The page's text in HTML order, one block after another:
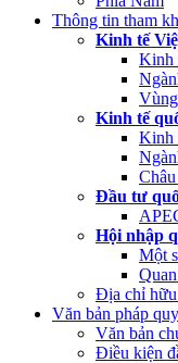
Thông tin tham
Kinh tế
Kinh
Kinh tế
Kinh
Đầu tư
Hội nhập
Một
Địa chỉ
Văn bản pháp quy
Văn bản
Điều kiện